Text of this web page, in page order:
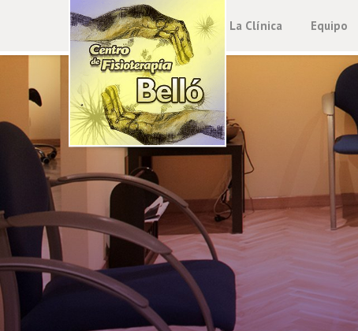
La Clínica Equipo